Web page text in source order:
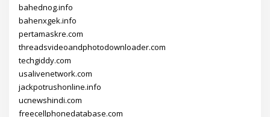
bahednog.info
bahenxgek.info
pertamaskre.com
threadsvideoandphotodownloader.com
techgiddy.com
usalivenetwork.com
jackpotrushonline.info
ucnewshindi.com
freecellphonedatabase.com